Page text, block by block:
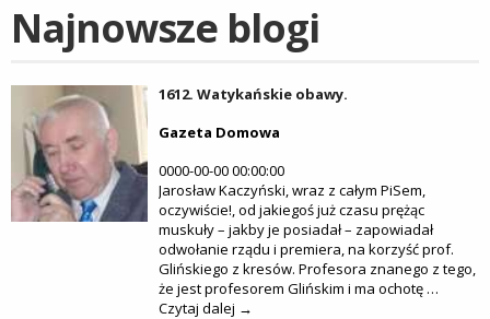
Najnowsze blogi
1612. Watykańskie obawy.
Gazeta Domowa
0000-00-00 00:00:00
Jarosław Kaczyński, wraz z całym PiSem,
oczywiście!, od jakiegoś już czasu prężąc
muskuły – jakby je posiadał – zapowiadał
odwołanie rządu i premiera, na korzyść prof.
Glińskiego z kresów. Profesora znanego z tego,
że jest profesorem Glińskim i ma ochotę …
Czytaj dalej →